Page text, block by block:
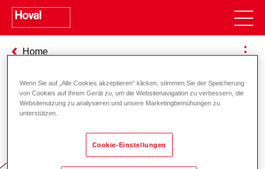
Home
Verantwortung für Energie und
Umwelt
Wenn Sie auf „Alle Cookies akzeptieren“ klicken, stimmen Sie der Speicherung
von Cookies auf Ihrem Gerät zu, um die Websitenavigation zu verbessern, die
Websitenutzung zu analysieren und unsere Marketingbemühungen zu
unterstützen.
Cookie-Einstellungen